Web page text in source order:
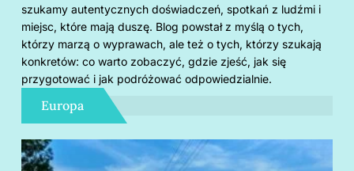
szukamy autentycznych doświadczeń, spotkań z ludźmi i
miejsc, które mają duszę. Blog powstał z myślą o tych,
którzy marzą o wyprawach, ale też o tych, którzy szukają
konkretów: co warto zobaczyć, gdzie zjeść, jak się
przygotować i jak podróżować odpowiedzialnie.
Europa